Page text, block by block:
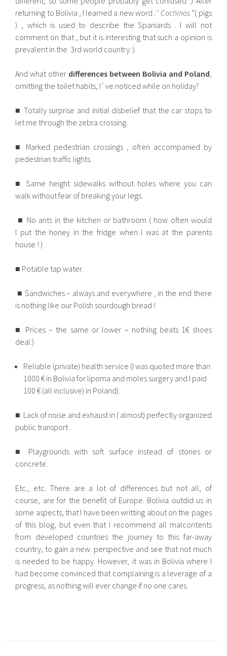
returning to Bolivia , I learned a new word : ‘ Cochinos “( pigs
) , which is used to describe the Spaniards . I will not
comment on that , but it is interesting that such a opinion is
prevalent in the 3rd world country :)
And what other differences between Bolivia and Poland,
omitting the toilet habits, I`ve noticed while on holiday?
■ Totally surprise and initial disbelief that the car stops to
let me through the zebra crossing.
■ Marked pedestrian crossings , often accompanied by
pedestrian traffic lights.
■ Same height sidewalks without holes where you can
walk without fear of breaking your legs.
■ No ants in the kitchen or bathroom ( how often would
I put the honey in the fridge when I was at the parents
house ! ) .
■ Potable tap water.
■ Sandwiches – always and everywhere , in the end there
is nothing like our Polish sourdough bread !
■ Prices – the same or lower – nothing beats 1€ shoes
deal:)
Reliable (private) health service (I was quoted more than
1000 € in Bolivia for lipoma and moles surgery and I paid
100 € (all inclusive) in Poland).
■ Lack of noise and exhaust in ( almost) perfectly organized
public transport .
■ Playgrounds with soft surface instead of stones or
concrete.
Etc., etc. There are a lot of differences but not all, of
course, are for the benefit of Europe. Bolivia outdid us in
some aspects, that I have been writting about on the pages
of this blog, but even that I recommend all malcontents
from developed countries the journey to this far-away
country, to gain a new perspective and see that not much
is needed to be happy. However, it was in Bolivia where I
had become convinced that complaining is a leverage of a
progress, as nothing will ever change if no one cares.